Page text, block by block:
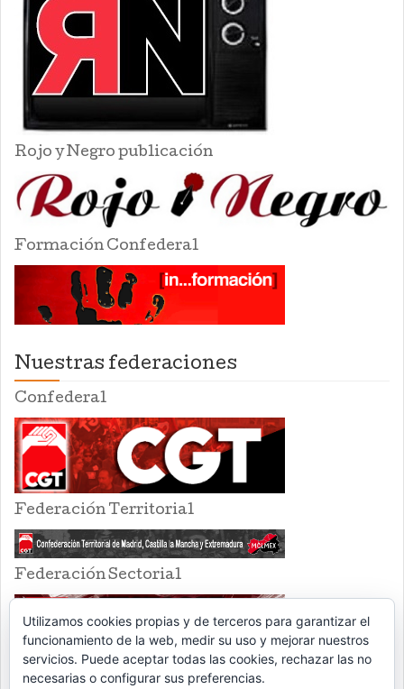
Rojo y Negro publicación
Formación Confederal
Nuestras federaciones
Confederal
Federación Territorial
Federación Sectorial
Utilizamos cookies propias y de terceros para garantizar el
funcionamiento de la web, medir su uso y mejorar nuestros
servicios. Puede aceptar todas las cookies, rechazar las no
necesarias o configurar sus preferencias.